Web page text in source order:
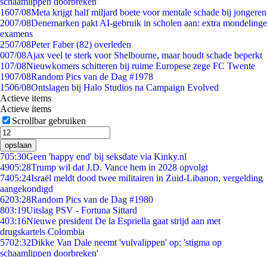
1607/08Meta krijgt half miljard boete voor mentale schade bij jongeren
2007/08Denemarken pakt AI-gebruik in scholen aan: extra mondelinge
examens
2507/08Peter Faber (82) overleden
007/08Ajax veel te sterk voor Shelbourne, maar houdt schade beperkt
107/08Nieuwkomers schitteren bij ruime Europese zege FC Twente
1907/08Random Pics van de Dag #1978
1506/08Ontslagen bij Halo Studios na Campaign Evolved
Actieve items
Actieve items
Scrollbar gebruiken
opslaan
705:30Geen 'happy end' bij seksdate via Kinky.nl
4905:28Trump wil dat J.D. Vance hem in 2028 opvolgt
7405:24Israël meldt dood twee militairen in Zuid-Libanon, vergelding
aangekondigd
6203:28Random Pics van de Dag #1980
803:19Uitslag PSV - Fortuna Sittard
403:16Nieuwe president De la Espriella gaat strijd aan met
drugskartels Colombia
5702:32Dikke Van Dale neemt 'vulvalippen' op: 'stigma op
schaamlippen doorbreken'